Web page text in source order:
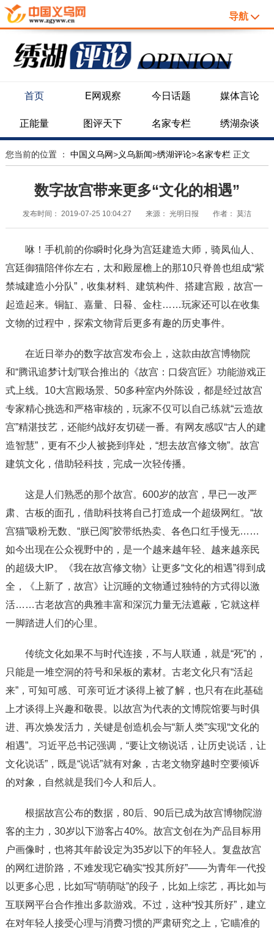
导航
首页 E网观察 今日话题 媒体言论
正能量 图评天下 名家专栏 绣湖杂谈
您当前的位置 ： 中国义乌网>义乌新闻>绣湖评论>名家专栏 正文
数字故宫带来更多“文化的相遇”
发布时间： 2019-07-25 10:04:27 来源： 光明日报 作者： 莫洁
咻！手机前的你瞬时化身为宫廷建造大师，骑凤仙人、
宫廷御猫陪伴你左右，太和殿屋檐上的那10只脊兽也组成“紫
禁城建造小分队”，收集材料、建筑构件、搭建宫殿，故宫一
起造起来。铜缸、嘉量、日晷、金柱……玩家还可以在收集
文物的过程中，探索文物背后更多有趣的历史事件。
在近日举办的数字故宫发布会上，这款由故宫博物院
和“腾讯追梦计划”联合推出的《故宫：口袋宫匠》功能游戏正
式上线。10大宫殿场景、50多种室内外陈设，都是经过故宫
专家精心挑选和严格审核的，玩家不仅可以自己练就“云造故
宫”精湛技艺，还能约战好友切磋一番。有网友感叹“古人的建
造智慧”，更有不少人被挠到痒处，“想去故宫修文物”。故宫
建筑文化，借助轻科技，完成一次轻传播。
这是人们熟悉的那个故宫。600岁的故宫，早已一改严
肃、古板的面孔，借助科技将自己打造成一个超级网红。“故
宫猫”吸粉无数、“朕已阅”胶带纸热卖、各色口红手慢无……
如今出现在公众视野中的，是一个越来越年轻、越来越亲民
的超级大IP。《我在故宫修文物》让更多“文化的相遇”得到成
全，《上新了，故宫》让沉睡的文物通过独特的方式得以激
活……古老故宫的典雅丰富和深沉力量无法遮蔽，它就这样
一脚踏进人们的心里。
传统文化如果不与时代连接，不与人联通，就是“死”的，
只能是一堆空洞的符号和呆板的素材。古老文化只有“活起
来”，可知可感、可亲可近才谈得上被了解，也只有在此基础
上才谈得上兴趣和敬畏。以故宫为代表的文博院馆要与时俱
进、再次焕发活力，关键是创造机会与“新人类”实现“文化的
相遇”。习近平总书记强调，“要让文物说话，让历史说话，让
文化说话”，既是“说话”就有对象，古老文物穿越时空要倾诉
的对象，自然就是我们今人和后人。
根据故宫公布的数据，80后、90后已成为故宫博物院游
客的主力，30岁以下游客占40%。故宫文创在为产品目标用
户画像时，也将其年龄设定为35岁以下的年轻人。复盘故宫
的网红进阶路，不难发现它确实“投其所好”——为青年一代投
以更多心思，比如写“萌萌哒”的段子，比如上综艺，再比如与
互联网平台合作推出多款游戏。不过，这种“投其所好”，建立
在对年轻人接受心理与消费习惯的严肃研究之上，它瞄准的